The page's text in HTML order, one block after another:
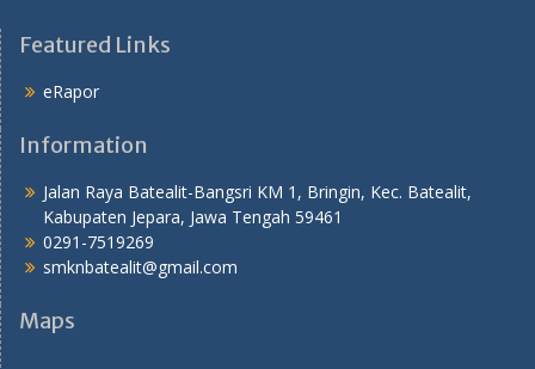
Featured Links
eRapor
Information
Jalan Raya Batealit-Bangsri KM 1, Bringin, Kec. Batealit,
Kabupaten Jepara, Jawa Tengah 59461
0291-7519269
smknbatealit@gmail.com
Maps